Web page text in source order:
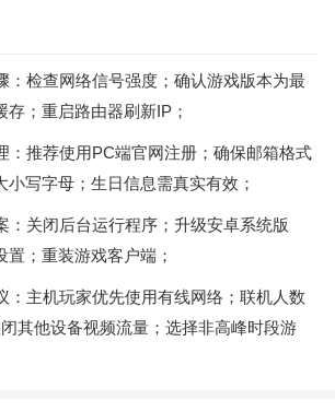
：检查网络信号强度；确认游戏版本为最
存；重启路由器刷新IP；
：推荐使用PC端官网注册；确保邮箱格式
小写字母；生日信息需真实有效；
：关闭后台运行程序；升级安卓系统版
；重装游戏客户端；
：主机玩家优先使用有线网络；联机人数
其他设备视频流量；选择非高峰时段游